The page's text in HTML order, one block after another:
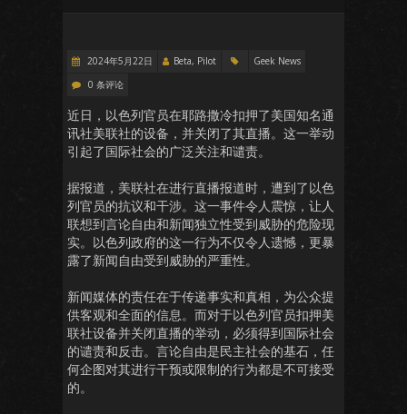
2024年5月22日 Beta, Pilot
Geek News
0 条评论
近日，以色列官员在耶路撒冷扣押了美国知名通
讯社美联社的设备，并关闭了其直播。这一举动
引起了国际社会的广泛关注和谴责。
据报道，美联社在进行直播报道时，遭到了以色
列官员的抗议和干涉。这一事件令人震惊，让人
联想到言论自由和新闻独立性受到威胁的危险现
实。以色列政府的这一行为不仅令人遗憾，更暴
露了新闻自由受到威胁的严重性。
新闻媒体的责任在于传递事实和真相，为公众提
供客观和全面的信息。而对于以色列官员扣押美
联社设备并关闭直播的举动，必须得到国际社会
的谴责和反击。言论自由是民主社会的基石，任
何企图对其进行干预或限制的行为都是不可接受
的。